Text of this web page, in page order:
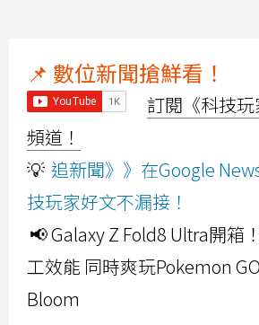
📌 數位新聞搶鮮看！
訂閱《科技
頻道！
💡 追新聞》》在Google
技玩家好文不漏接！
📢 Galaxy Z Fold8 Ultra開箱
工效能 同時爽玩Pokemon
Bloom